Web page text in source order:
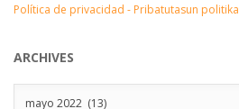
Política de privacidad - Pribatutasun politika
ARCHIVES
mayo 2022 (13)